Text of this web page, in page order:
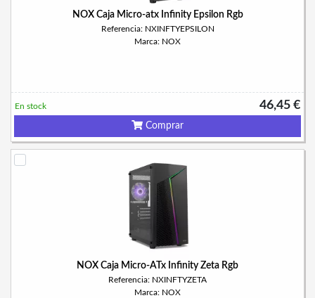
NOX Caja Micro-atx Infinity Epsilon Rgb
Referencia: NXINFTYEPSILON
Marca: NOX
46,45 €
En stock
Comprar
NOX Caja Micro-ATx Infinity Zeta Rgb
Referencia: NXINFTYZETA
Marca: NOX